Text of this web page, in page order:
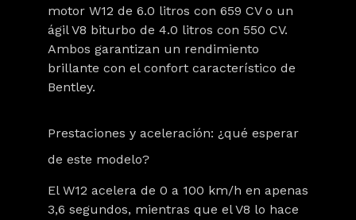
motor W12 de 6.0 litros con 659 CV o un
ágil V8 biturbo de 4.0 litros con 550 CV.
Ambos garantizan un rendimiento
brillante con el confort característico de
Bentley.
Prestaciones y aceleración: ¿qué esperar
de este modelo?
El W12 acelera de 0 a 100 km/h en apenas
3,6 segundos, mientras que el V8 lo hace